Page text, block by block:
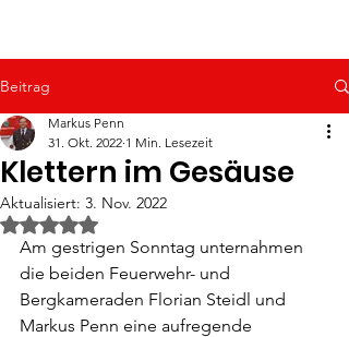
Beitrag
Klettern im Gesäuse
Markus Penn
31. Okt. 2022 1 Min. Lesezeit
Aktualisiert: 3. Nov. 2022
Mit NaN von 5 Sternen bewertet.
Am gestrigen Sonntag unternahmen
die beiden Feuerwehr- und
Bergkameraden Florian Steidl und
Markus Penn eine aufregende